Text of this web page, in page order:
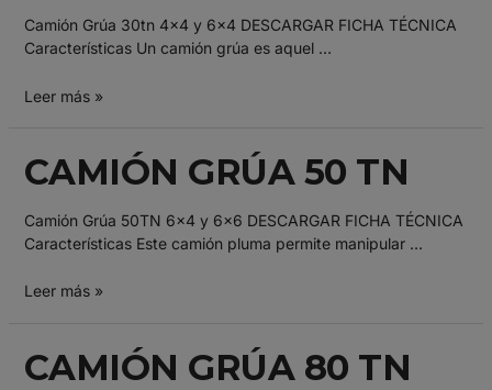
Camión Grúa 30tn 4×4 y 6×4 DESCARGAR FICHA TÉCNICA
Características Un camión grúa es aquel …
Leer más »
CAMIÓN GRÚA 50 TN
Camión Grúa 50TN 6×4 y 6×6 DESCARGAR FICHA TÉCNICA
Características Este camión pluma permite manipular …
Leer más »
CAMIÓN GRÚA 80 TN